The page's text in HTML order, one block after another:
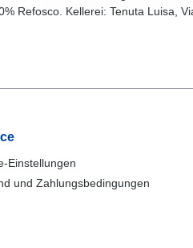
Refosco. Kellerei: Tenuta Luisa,
Einstellungen
und Zahlungsbedingungen